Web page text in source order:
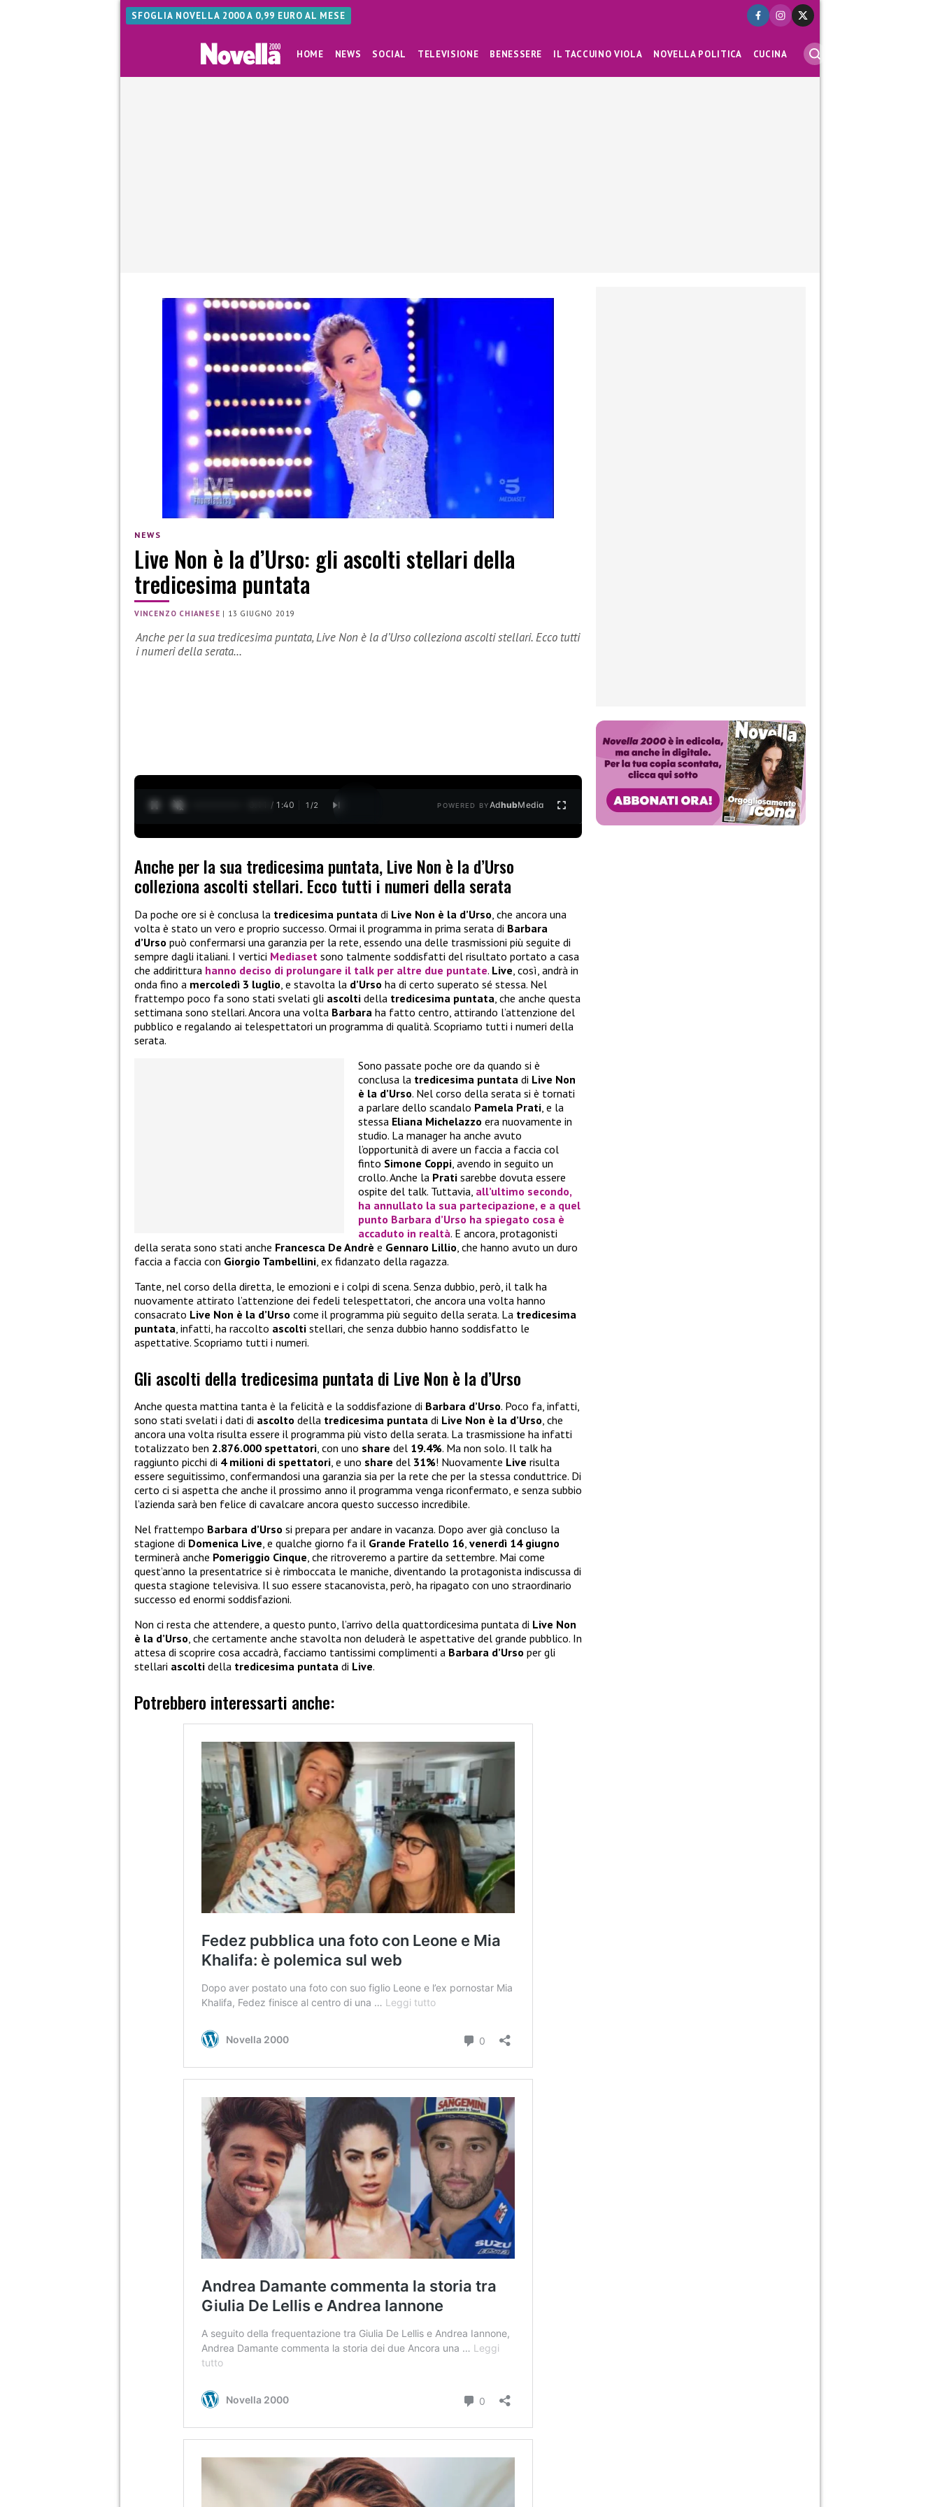
SFOGLIA NOVELLA 2000 A 0,99 EURO AL MESE
HOME NEWS SOCIAL TELEVISIONE BENESSERE IL TACCUINO VIOLA NOVELLA POLITICA CUCINA
NEWS
Live Non è la d’Urso: gli ascolti stellari della
tredicesima puntata
VINCENZO CHIANESE | 13 GIUGNO 2019
Anche per la sua tredicesima puntata, Live Non è la d’Urso colleziona ascolti stellari. Ecco tutti
i numeri della serata…
0:12 / 1:40 1 /2 POWERED BYAdhubMedia
Anche per la sua tredicesima puntata, Live Non è la d’Urso
colleziona ascolti stellari. Ecco tutti i numeri della serata
Da poche ore si è conclusa la tredicesima puntata di Live Non è la d’Urso, che ancora una
volta è stato un vero e proprio successo. Ormai il programma in prima serata di Barbara
d’Urso può confermarsi una garanzia per la rete, essendo una delle trasmissioni più seguite di
sempre dagli italiani. I vertici Mediaset sono talmente soddisfatti del risultato portato a casa
che addirittura hanno deciso di prolungare il talk per altre due puntate. Live, così, andrà in
onda fino a mercoledì 3 luglio, e stavolta la d’Urso ha di certo superato sé stessa. Nel
frattempo poco fa sono stati svelati gli ascolti della tredicesima puntata, che anche questa
settimana sono stellari. Ancora una volta Barbara ha fatto centro, attirando l’attenzione del
pubblico e regalando ai telespettatori un programma di qualità. Scopriamo tutti i numeri della
serata.
Sono passate poche ore da quando si è
conclusa la tredicesima puntata di Live Non
è la d’Urso. Nel corso della serata si è tornati
a parlare dello scandalo Pamela Prati, e la
stessa Eliana Michelazzo era nuovamente in
studio. La manager ha anche avuto
l’opportunità di avere un faccia a faccia col
finto Simone Coppi, avendo in seguito un
crollo. Anche la Prati sarebbe dovuta essere
ospite del talk. Tuttavia, all’ultimo secondo,
ha annullato la sua partecipazione, e a quel
punto Barbara d’Urso ha spiegato cosa è
accaduto in realtà. E ancora, protagonisti
della serata sono stati anche Francesca De Andrè e Gennaro Lillio, che hanno avuto un duro
faccia a faccia con Giorgio Tambellini, ex fidanzato della ragazza.
Tante, nel corso della diretta, le emozioni e i colpi di scena. Senza dubbio, però, il talk ha
nuovamente attirato l’attenzione dei fedeli telespettatori, che ancora una volta hanno
consacrato Live Non è la d’Urso come il programma più seguito della serata. La tredicesima
puntata, infatti, ha raccolto ascolti stellari, che senza dubbio hanno soddisfatto le
aspettative. Scopriamo tutti i numeri.
Gli ascolti della tredicesima puntata di Live Non è la d’Urso
Anche questa mattina tanta è la felicità e la soddisfazione di Barbara d’Urso. Poco fa, infatti,
sono stati svelati i dati di ascolto della tredicesima puntata di Live Non è la d’Urso, che
ancora una volta risulta essere il programma più visto della serata. La trasmissione ha infatti
totalizzato ben 2.876.000 spettatori, con uno share del 19.4%. Ma non solo. Il talk ha
raggiunto picchi di 4 milioni di spettatori, e uno share del 31%! Nuovamente Live risulta
essere seguitissimo, confermandosi una garanzia sia per la rete che per la stessa conduttrice. Di
certo ci si aspetta che anche il prossimo anno il programma venga riconfermato, e senza subbio
l’azienda sarà ben felice di cavalcare ancora questo successo incredibile.
Nel frattempo Barbara d’Urso si prepara per andare in vacanza. Dopo aver già concluso la
stagione di Domenica Live, e qualche giorno fa il Grande Fratello 16, venerdì 14 giugno
terminerà anche Pomeriggio Cinque, che ritroveremo a partire da settembre. Mai come
quest’anno la presentatrice si è rimboccata le maniche, diventando la protagonista indiscussa di
questa stagione televisiva. Il suo essere stacanovista, però, ha ripagato con uno straordinario
successo ed enormi soddisfazioni.
Non ci resta che attendere, a questo punto, l’arrivo della quattordicesima puntata di Live Non
è la d’Urso, che certamente anche stavolta non deluderà le aspettative del grande pubblico. In
attesa di scoprire cosa accadrà, facciamo tantissimi complimenti a Barbara d’Urso per gli
stellari ascolti della tredicesima puntata di Live.
Potrebbero interessarti anche: